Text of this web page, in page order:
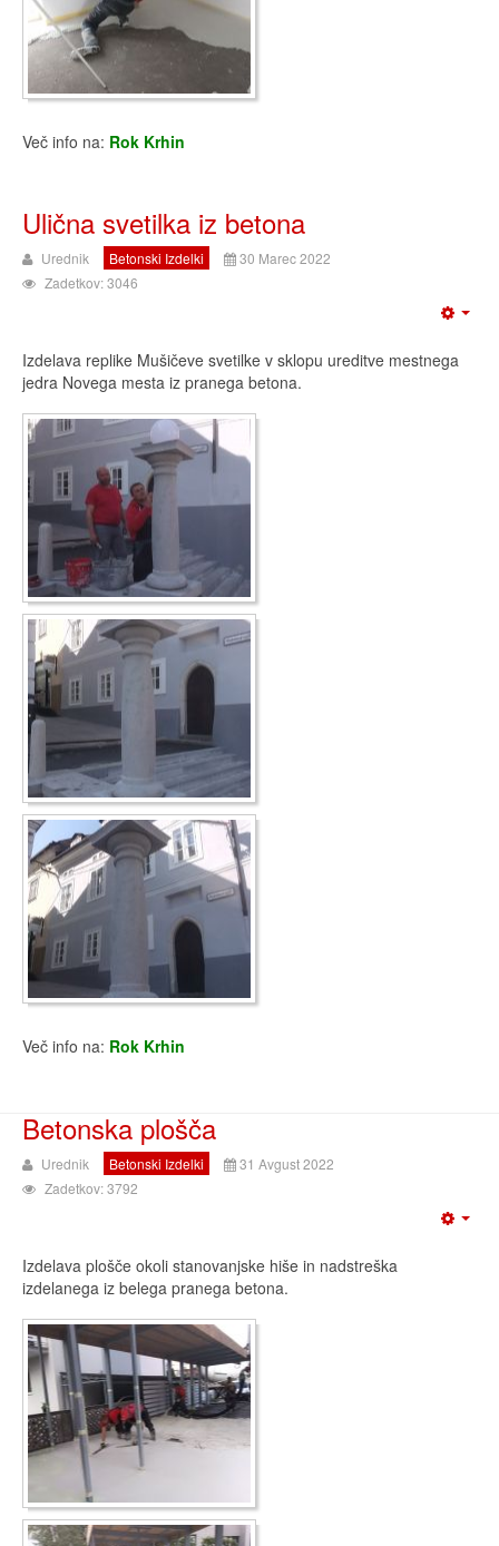
Več info na: Rok Krhin
Ulična svetilka iz betona
Urednik Betonski Izdelki
30 Marec 2022
Zadetkov: 3046
Izdelava replike Mušičeve svetilke v sklopu ureditve mestnega
jedra Novega mesta iz pranega betona.
Več info na: Rok Krhin
Betonska plošča
Urednik Betonski Izdelki
31 Avgust 2022
Zadetkov: 3792
Izdelava plošče okoli stanovanjske hiše in nadstreška
izdelanega iz belega pranega betona.